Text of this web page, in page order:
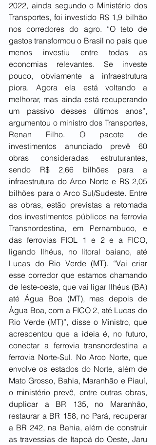
2022, ainda segundo o Ministério dos
Transportes, foi investido R$ 1,9 bilhão
nos corredores do agro. “O teto de
gastos transformou o Brasil no país que
menos investiu entre todas as
economias relevantes. Se investe
pouco, obviamente a infraestrutura
piora. Agora ela está voltando a
melhorar, mas ainda está recuperando
um passivo desses últimos anos”,
argumentou o ministro dos Transportes,
Renan Filho. O pacote de
investimentos anunciado prevê 60
obras consideradas estruturantes,
sendo R$ 2,66 bilhões para a
infraestrutura do Arco Norte e R$ 2,05
bilhões para o Arco Sul/Sudeste. Entre
as obras, estão previstas a retomada
dos investimentos públicos na ferrovia
Transnordestina, em Pernambuco, e
das ferrovias FIOL 1 e 2 e a FICO,
ligando Ilhéus, no litoral baiano, até
Lucas do Rio Verde (MT). “Vai criar
esse corredor que estamos chamando
de leste-oeste, que vai ligar Ilhéus (BA)
até Água Boa (MT), mas depois de
Água Boa, com a FICO 2, até Lucas do
Rio Verde (MT)”, disse o Ministro, que
acrescentou que a ideia é, no futuro,
conectar a ferrovia transnordestina a
ferrovia Norte-Sul. No Arco Norte, que
envolve os estados do Norte, além de
Mato Grosso, Bahia, Maranhão e Piauí,
o ministério prevê, entre outras obras,
duplicar a BR 135, no Maranhão,
restaurar a BR 158, no Pará, recuperar
a BR 242, na Bahia, além de construir
as travessias de Itapoã do Oeste, Jaru